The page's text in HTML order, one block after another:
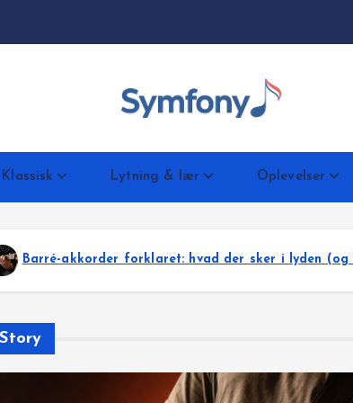
Klassisk Lytning & lær Oplevelser
i lyden (og hvorfor de føles større)